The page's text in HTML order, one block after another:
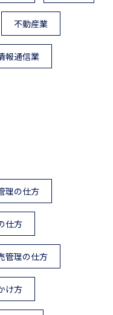
不動産業
報通信業
理の仕方
仕方
管理の仕方
け方